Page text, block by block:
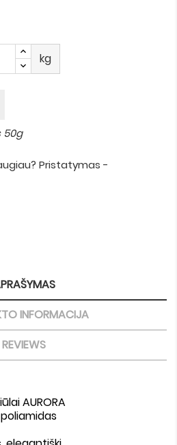
kg
50g
Pristatymas -
INFORMACIJA
REVIEWS
AURORA
poliamidas